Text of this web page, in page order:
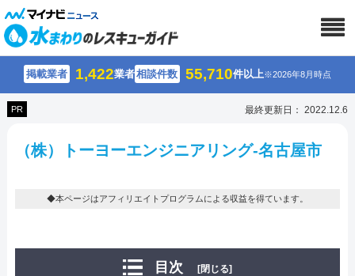
掲載業者 1,422業者相談件数 55,710件以上※2026年8月時点
PR 最終更新日： 2022.12.6
（株）トーヨーエンジニアリング-名古屋市
◆本ページはアフィリエイトプログラムによる収益を得ています。
目次 [閉じる]